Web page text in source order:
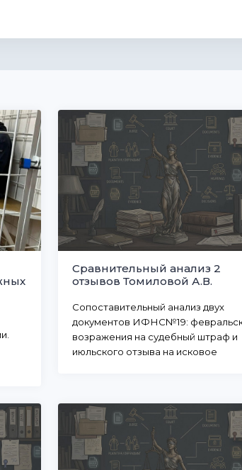
Сравнительный анализ 2
отзывов Томиловой А.В.
Сопоставительный анализ двух
документов ИФНС№19:
возражения на судебный штраф и
июльского отзыва на исковое